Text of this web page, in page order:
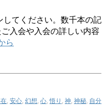
てください。数千本の記
入会や入会の詳しい内容
ら
安心 幻想 心 ,悟り 神 神秘 自分